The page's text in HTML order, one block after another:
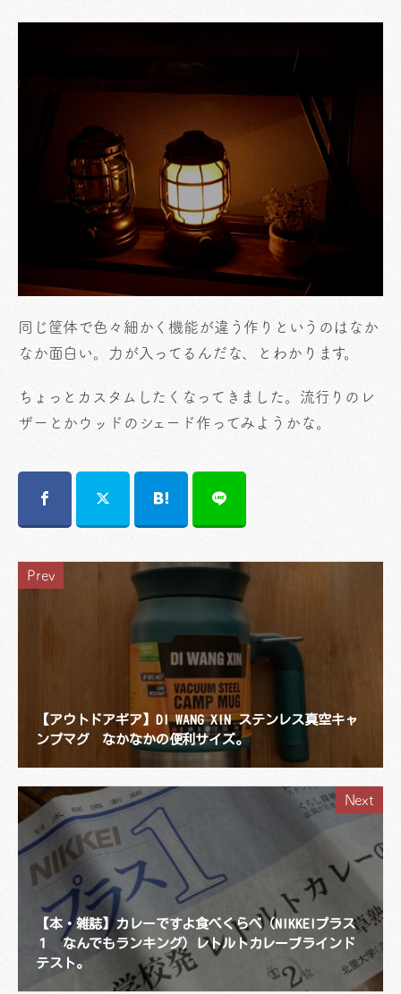
同じ筐体で色々細かく機能が違う作りというのはなか
なか面白い。力が入ってるんだな、とわかります。
ちょっとカスタムしたくなってきました。流行りのレ
ザーとかウッドのシェード作ってみようかな。
Prev
【アウトドアギア】DI WANG XIN ステンレス真空キャ
ンプマグ なかなかの便利サイズ。
Next
【本・雑誌】カレーですよ食べくらべ（NIKKEIプラス
１ なんでもランキング）レトルトカレーブラインド
テスト。